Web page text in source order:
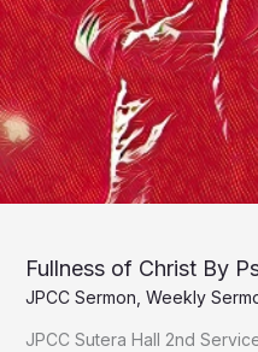
Fullness of Christ By
JPCC Sermon Weekly
JPCC Sutera Hall 2nd